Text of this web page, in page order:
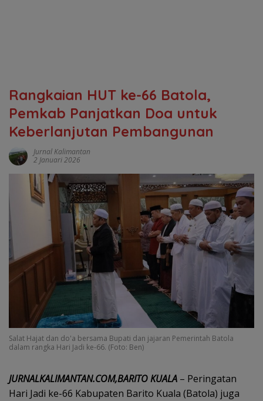
Rangkaian HUT ke-66 Batola,
Pemkab Panjatkan Doa untuk
Keberlanjutan Pembangunan
Jurnal Kalimantan
2 Januari 2026
Salat Hajat dan do'a bersama Bupati dan jajaran Pemerintah Batola
dalam rangka Hari Jadi ke-66. (Foto: Ben)
JURNALKALIMANTAN.COM,BARITO KUALA – Peringatan
Hari Jadi ke-66 Kabupaten Barito Kuala (Batola) juga